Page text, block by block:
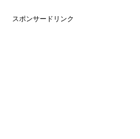
スポンサードリンク